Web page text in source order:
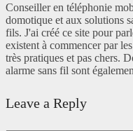
Conseiller en téléphonie
domotique et aux solutions
fils. J'ai créé ce site pour
existent à commencer par
très pratiques et pas chers.
alarme sans fil sont
Leave a Reply